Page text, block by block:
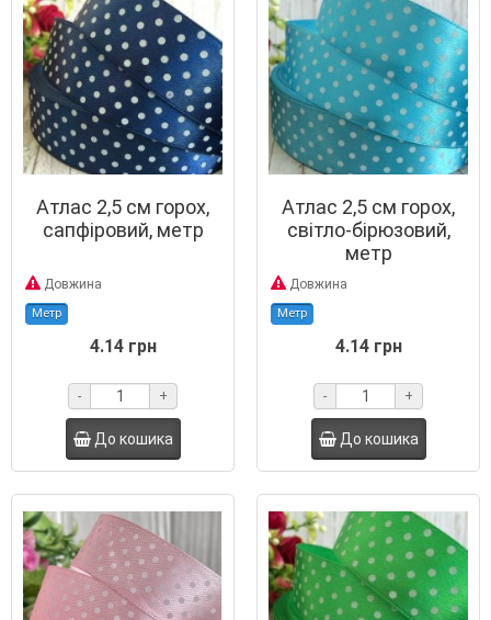
Атлас 2,5 см горох,
сапфіровий, метр
Довжина
Метр
4.14 грн
- +
До кошика
Атлас 2,5 см горох,
світло-бірюзовий,
метр
Довжина
Метр
4.14 грн
- +
До кошика